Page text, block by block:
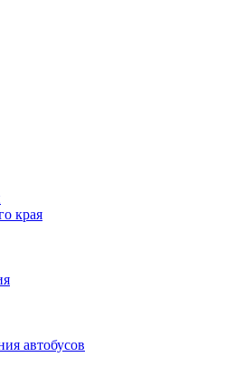
края
автобусов